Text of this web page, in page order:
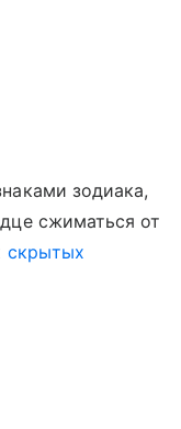
зодиака,
сжиматься от
скрытых